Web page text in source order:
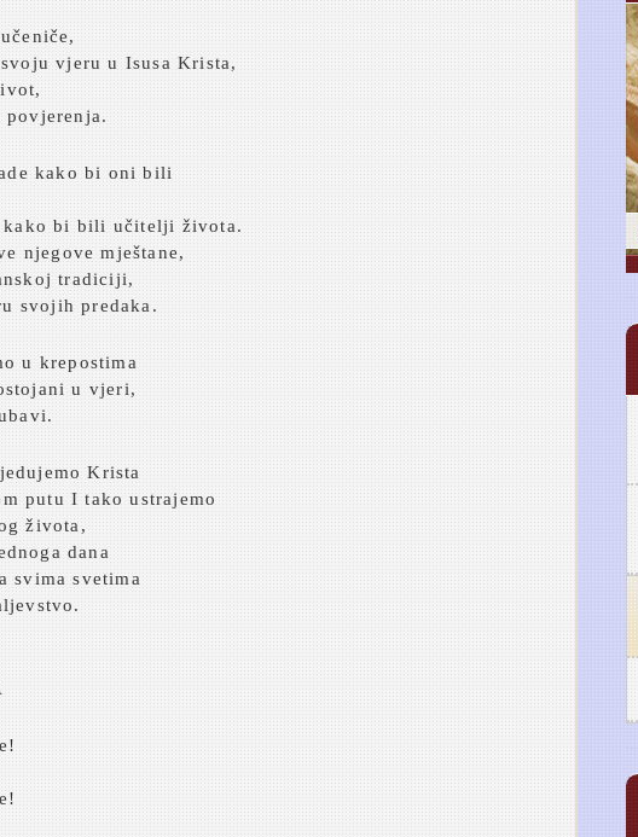
vjeru u Isusa Krista,
povjerenja.
kako bi oni bili
bi bili učitelji života.
njegove mještane,
tradiciji,
svojih predaka.
u krepostima
u vjeri,
Krista
putu I tako ustrajemo
života,
dana
svima svetima